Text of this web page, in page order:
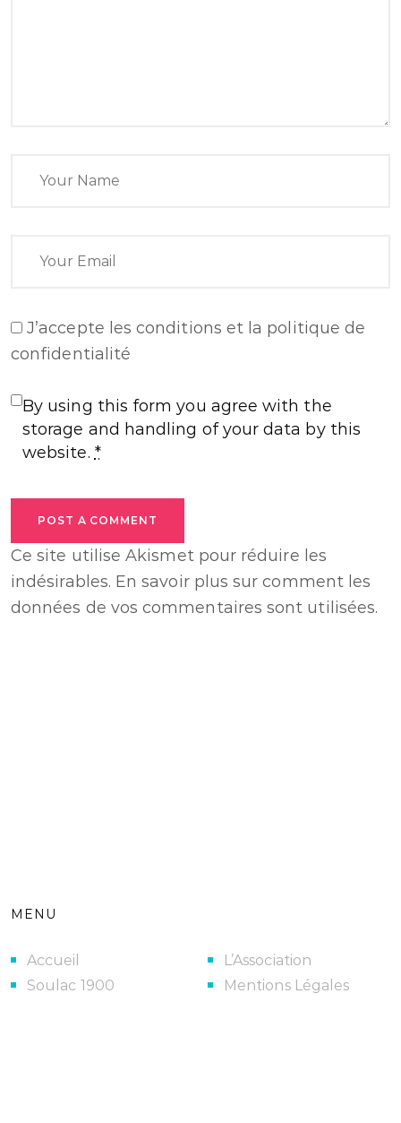
J’accepte les conditions et la politique de
confidentialité
By using this form you agree with the
storage and handling of your data by this
website. *
POST A COMMENT
Ce site utilise Akismet pour réduire les
indésirables. En savoir plus sur comment les
données de vos commentaires sont utilisées.
MENU
Accueil
Soulac 1900
L’Association
Mentions Légales